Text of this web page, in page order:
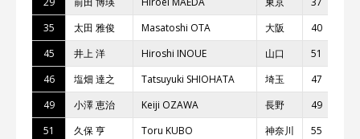
35
太⽥ 雅俊 Masatoshi OTA ⼤阪 40
45
井上 洋 Hiroshi INOUE ⼭⼝
51
46
塩畑 達之 Tatsuyuki SHIOHATA 埼⽟ 47
49
⼩澤 恵治 Keiji OZAWA ⻑野 49
51
久保 亨 Toru KUBO 神奈川 55